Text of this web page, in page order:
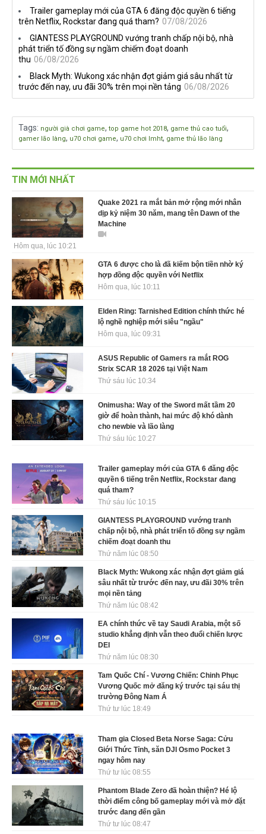
Trailer gameplay mới của GTA 6 đăng độc quyền 6 tiếng
trên Netflix, Rockstar đang quá tham? 07/08/2026
GIANTESS PLAYGROUND vướng tranh chấp nội bộ, nhà
phát triển tố đồng sự ngầm chiếm đoạt doanh
thu 06/08/2026
Black Myth: Wukong xác nhận đợt giảm giá sâu nhất từ
trước đến nay, ưu đãi 30% trên mọi nền tảng 06/08/2026
Tags: người già chơi game, top game hot 2018, game thủ cao tuổi,
gamer lão làng, u70 chơi game, u70 chơi lmht, game thủ lão làng
TIN MỚI NHẤT
Quake 2021 ra mắt bản mở rộng mới nhân
dịp kỷ niệm 30 năm, mang tên Dawn of the
Machine
Hôm qua, lúc 10:21
GTA 6 được cho là đã kiếm bộn tiền nhờ ký
hợp đồng độc quyền với Netflix
Hôm qua, lúc 10:11
Elden Ring: Tarnished Edition chính thức hé
lộ nghề nghiệp mới siêu "ngầu"
Hôm qua, lúc 09:31
ASUS Republic of Gamers ra mắt ROG
Strix SCAR 18 2026 tại Việt Nam
Thứ sáu lúc 10:34
Onimusha: Way of the Sword mất tầm 20
giờ để hoàn thành, hai mức độ khó dành
cho newbie và lão làng
Thứ sáu lúc 10:27
Trailer gameplay mới của GTA 6 đăng độc
quyền 6 tiếng trên Netflix, Rockstar đang
quá tham?
Thứ sáu lúc 10:15
GIANTESS PLAYGROUND vướng tranh
chấp nội bộ, nhà phát triển tố đồng sự ngầm
chiếm đoạt doanh thu
Thứ năm lúc 08:50
Black Myth: Wukong xác nhận đợt giảm giá
sâu nhất từ trước đến nay, ưu đãi 30% trên
mọi nền tảng
Thứ năm lúc 08:42
EA chính thức về tay Saudi Arabia, một số
studio khẳng định vẫn theo đuổi chiến lược
DEI
Thứ năm lúc 08:30
Tam Quốc Chí - Vương Chiến: Chinh Phục
Vương Quốc mở đăng ký trước tại sáu thị
trường Đông Nam Á
Thứ tư lúc 18:49
Tham gia Closed Beta Norse Saga: Cửu
Giới Thức Tỉnh, săn DJI Osmo Pocket 3
ngay hôm nay
Thứ tư lúc 08:55
Phantom Blade Zero đã hoàn thiện? Hé lộ
thời điểm công bố gameplay mới và mở đặt
trước đang đến gần
Thứ tư lúc 08:47